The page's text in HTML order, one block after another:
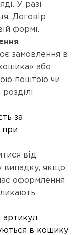
У разі
Договір
формі.
замовлення в
або
поштою чи
за
при
від
випадку, якщо
оформлення
артикул
в кошику